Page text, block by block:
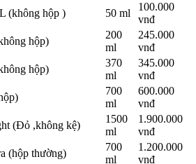
(không hộp ) 50 ml
100.000
vnđ
hộp)
200
ml
245.000
vnđ
hộp)
370
ml
345.000
vnđ
700
ml
600.000
vnđ
(Đỏ ,không kệ)
1500
ml
1.900.000
vnđ
(hộp thường)
700
ml
1.200.000
vnđ